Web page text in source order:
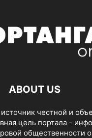
ABOUT US
честной и
цель портала -
общественности